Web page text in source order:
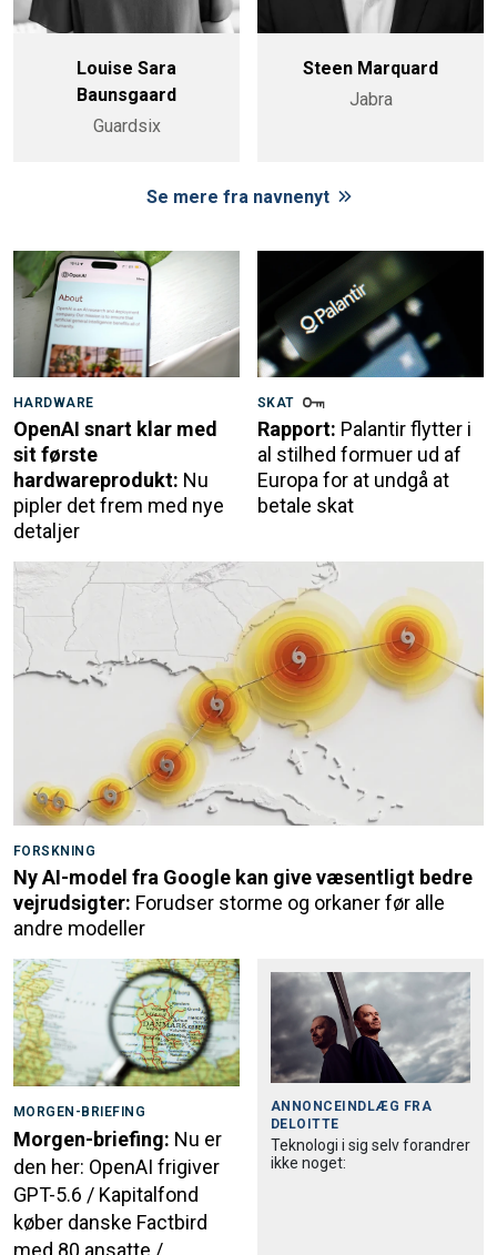
Louise Sara
Baunsgaard
Guardsix
Steen Marquard
Jabra
Se mere fra navnenyt
HARDWARE
OpenAI snart klar med
sit første
hardwareprodukt: Nu
pipler det frem med nye
detaljer
SKAT
Rapport: Palantir flytter i
al stilhed formuer ud af
Europa for at undgå at
betale skat
FORSKNING
Ny AI-model fra Google kan give væsentligt bedre
vejrudsigter: Forudser storme og orkaner før alle
andre modeller
MORGEN-BRIEFING
Morgen-briefing: Nu er
den her: OpenAI frigiver
GPT-5.6 / Kapitalfond
køber danske Factbird
med 80 ansatte /
ANNONCEINDLÆG FRA
DELOITTE
Teknologi i sig selv forandrer
ikke noget: